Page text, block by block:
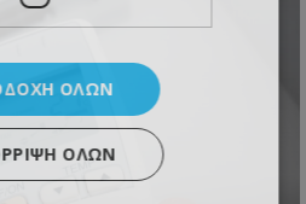
ΌΛΩΝ
ΌΛΩΝ